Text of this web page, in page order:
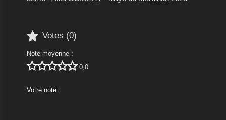
 Votes (0)
Note moyenne :
 0,0
Votre note :